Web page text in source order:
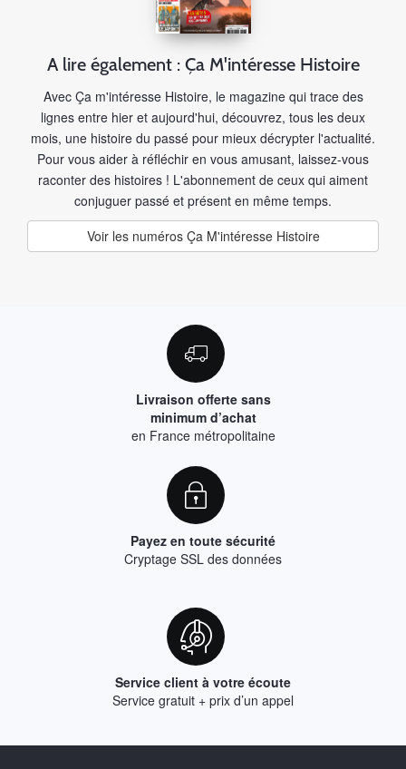
A lire également : Ça M'intéresse Histoire
Avec Ça m'intéresse Histoire, le magazine qui trace des
lignes entre hier et aujourd'hui, découvrez, tous les deux
mois, une histoire du passé pour mieux décrypter l'actualité.
Pour vous aider à réfléchir en vous amusant, laissez-vous
raconter des histoires ! L'abonnement de ceux qui aiment
conjuguer passé et présent en même temps.
Voir les numéros Ça M'intéresse Histoire
Livraison offerte sans
minimum d’achat
en France métropolitaine
Payez en toute sécurité
Cryptage SSL des données
Service client à votre écoute
Service gratuit + prix d’un appel